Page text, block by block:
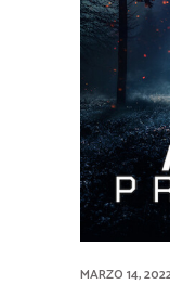
MARZO 14,